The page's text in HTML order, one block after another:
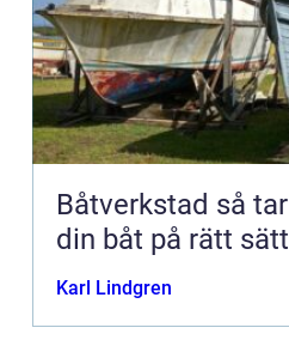
Båtverkstad så tar du hand om
din båt på rätt sätt
Karl Lindgren